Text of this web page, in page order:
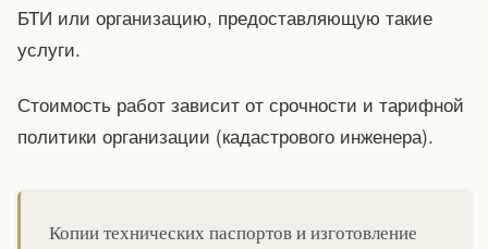
БТИ или организацию, предоставляющую такие
услуги.
Стоимость работ зависит от срочности и тарифной
политики организации (кадастрового инженера).
Копии технических паспортов и изготовление